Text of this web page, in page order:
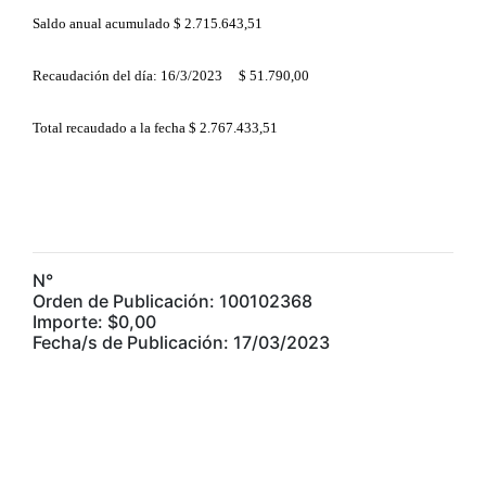
Saldo anual acumulado $ 2.715.643,51
Recaudación del día: 16/3/2023 $ 51.790,00
Total recaudado a la fecha $ 2.767.433,51
N°
Orden de Publicación: 100102368
Importe: $0,00
Fecha/s de Publicación: 17/03/2023